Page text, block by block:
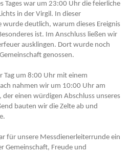
Tages war um 23:00 Uhr die feierliche
in der Virgil. In dieser
deutlich, warum dieses Ereignis
ist. Im Anschluss ließen wir
ausklingen. Dort wurde noch
genossen.
Tag um 8:00 Uhr mit einem
nahmen wir um 10:00 Uhr am
einen würdigen Abschluss unseres
bauten wir die Zelte ab und
für unsere Messdienerleiterrunde ein
Gemeinschaft, Freude und